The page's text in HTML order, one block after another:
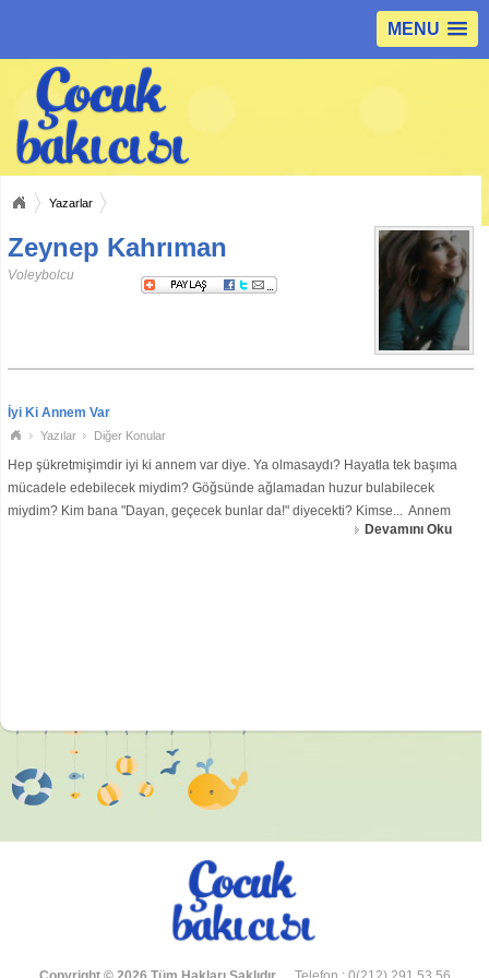
MENU
Yazarlar
Zeynep Kahrıman
Voleybolcu
İyi Ki Annem Var
Yazılar Diğer Konular
Hep şükretmişimdir iyi ki annem var diye. Ya olmasaydı? Hayatla tek başıma
mücadele edebilecek miydim? Göğsünde ağlamadan huzur bulabilecek
miydim? Kim bana "Dayan, geçecek bunlar da!" diyecekti? Kimse... Annem
olmadan hep eksik kaLacaktı bir yanım, diger yarım... Kimse yaralandığımda
Devamını Oku